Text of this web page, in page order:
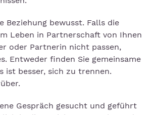
Beziehung bewusst. Falls die
Leben in Partnerschaft von Ihnen
oder Partnerin nicht passen,
Entweder finden Sie gemeinsame
ist besser, sich zu trennen.
Gespräch gesucht und geführt